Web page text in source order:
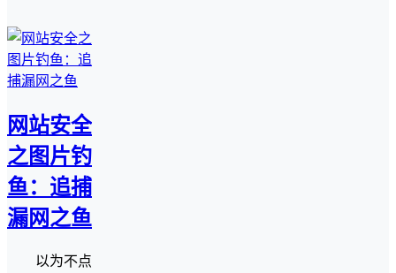
网站安全
之图片钓
鱼：追捕
漏网之鱼
以为不点